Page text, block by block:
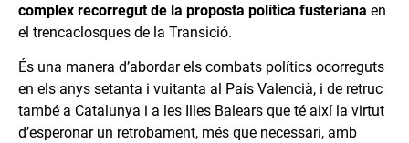
complex recorregut de la proposta política fusteriana en
el trencaclosques de la Transició.
És una manera d’abordar els combats polítics ocorreguts
en els anys setanta i vuitanta al País Valencià, i de retruc
també a Catalunya i a les Illes Balears que té així la virtut
d’esperonar un retrobament, més que necessari, amb